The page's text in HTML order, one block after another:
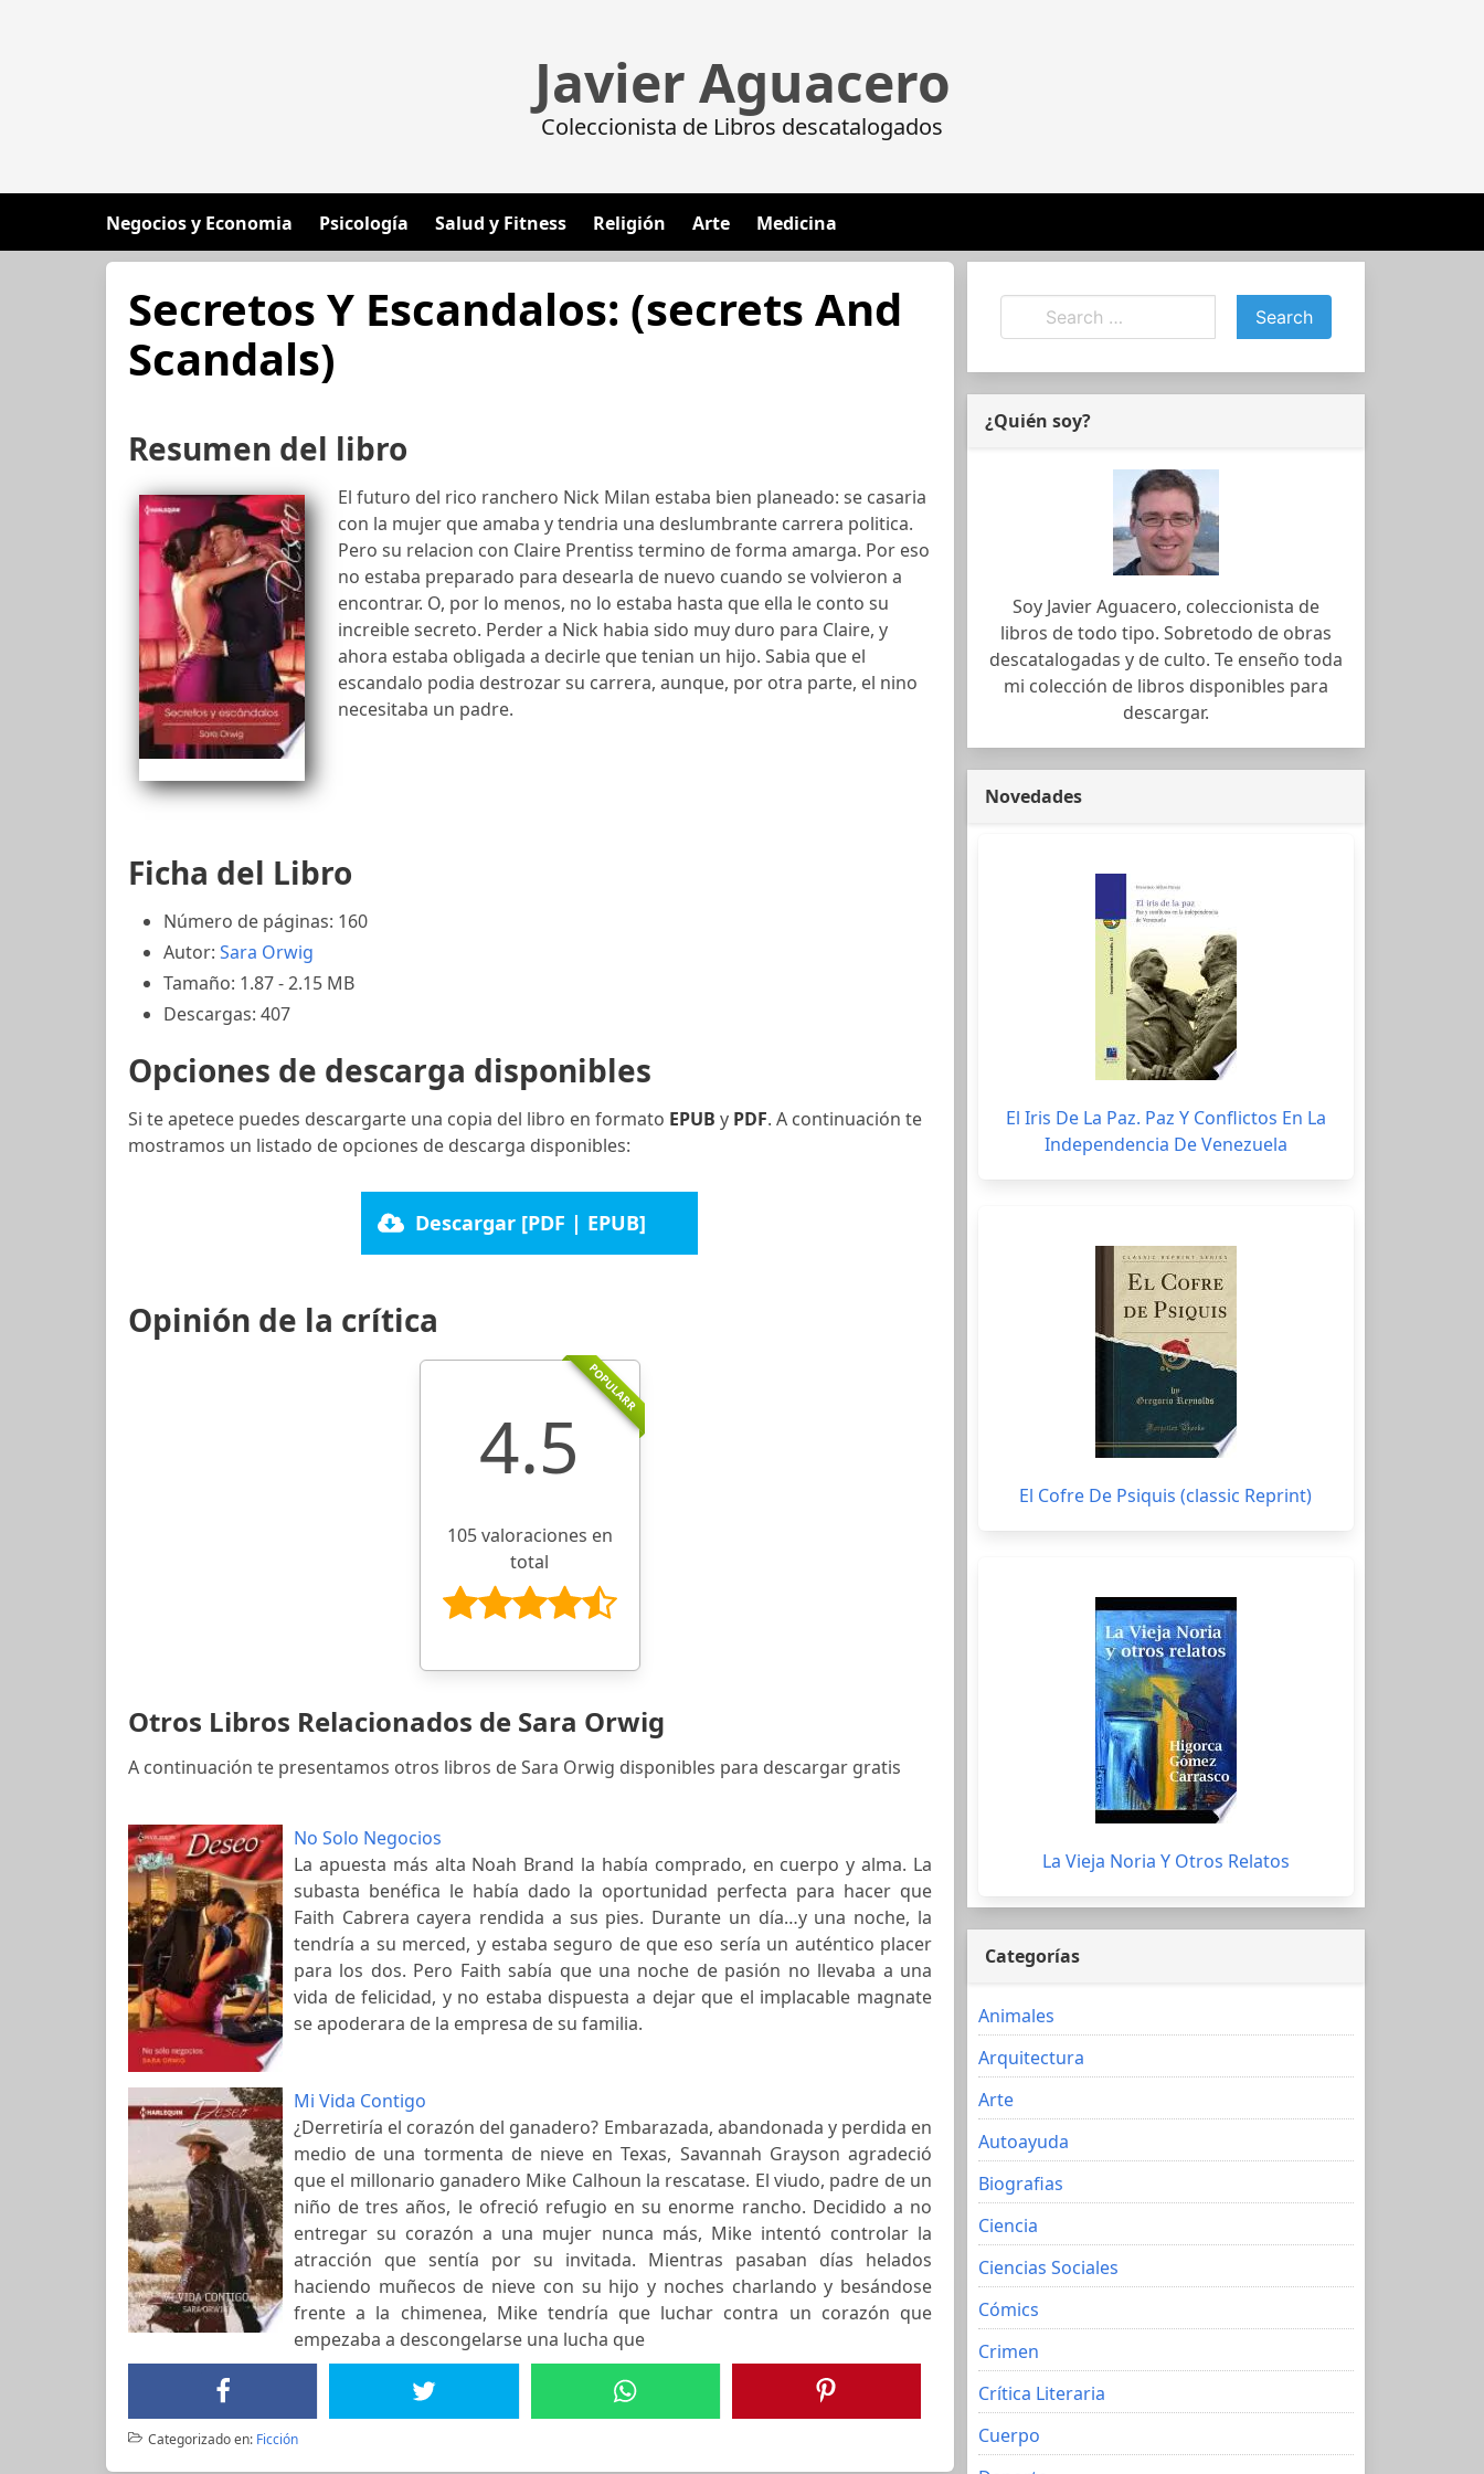
Javier Aguacero
Coleccionista de Libros descatalogados
Negocios y Economia Psicología Salud y Fitness Religión Arte Medicina
Secretos Y Escandalos: (secrets And
Scandals)
Resumen del libro
El futuro del rico ranchero Nick Milan estaba bien planeado: se casaria
con la mujer que amaba y tendria una deslumbrante carrera politica.
Pero su relacion con Claire Prentiss termino de forma amarga. Por eso
no estaba preparado para desearla de nuevo cuando se volvieron a
encontrar. O, por lo menos, no lo estaba hasta que ella le conto su
increible secreto. Perder a Nick habia sido muy duro para Claire, y
ahora estaba obligada a decirle que tenian un hijo. Sabia que el
escandalo podia destrozar su carrera, aunque, por otra parte, el nino
necesitaba un padre.
Ficha del Libro
Número de páginas: 160
Autor: Sara Orwig
Tamaño: 1.87 - 2.15 MB
Descargas: 407
Opciones de descarga disponibles
Si te apetece puedes descargarte una copia del libro en formato EPUB y PDF. A continuación te
mostramos un listado de opciones de descarga disponibles:
Descargar [PDF | EPUB]
Opinión de la crítica
POPULARR
4.5
105 valoraciones en
total
Otros Libros Relacionados de Sara Orwig
A continuación te presentamos otros libros de Sara Orwig disponibles para descargar gratis
No Solo Negocios
La apuesta más alta Noah Brand la había comprado, en cuerpo y alma. La
subasta benéfica le había dado la oportunidad perfecta para hacer que
Faith Cabrera cayera rendida a sus pies. Durante un día…y una noche, la
tendría a su merced, y estaba seguro de que eso sería un auténtico placer
para los dos. Pero Faith sabía que una noche de pasión no llevaba a una
vida de felicidad, y no estaba dispuesta a dejar que el implacable magnate
se apoderara de la empresa de su familia.
Mi Vida Contigo
¿Derretiría el corazón del ganadero? Embarazada, abandonada y perdida en
medio de una tormenta de nieve en Texas, Savannah Grayson agradeció
que el millonario ganadero Mike Calhoun la rescatase. El viudo, padre de un
niño de tres años, le ofreció refugio en su enorme rancho. Decidido a no
entregar su corazón a una mujer nunca más, Mike intentó controlar la
atracción que sentía por su invitada. Mientras pasaban días helados
haciendo muñecos de nieve con su hijo y noches charlando y besándose
frente a la chimenea, Mike tendría que luchar contra un corazón que
empezaba a descongelarse una lucha que
Categorizado en: Ficción
¿Quién soy?
Soy Javier Aguacero, coleccionista de
libros de todo tipo. Sobretodo de obras
descatalogadas y de culto. Te enseño toda
mi colección de libros disponibles para
descargar.
Novedades
El Iris De La Paz. Paz Y Conflictos En La
Independencia De Venezuela
El Cofre De Psiquis (classic Reprint)
La Vieja Noria Y Otros Relatos
Categorías
Animales
Arquitectura
Arte
Autoayuda
Biografias
Ciencia
Ciencias Sociales
Cómics
Crimen
Crítica Literaria
Cuerpo